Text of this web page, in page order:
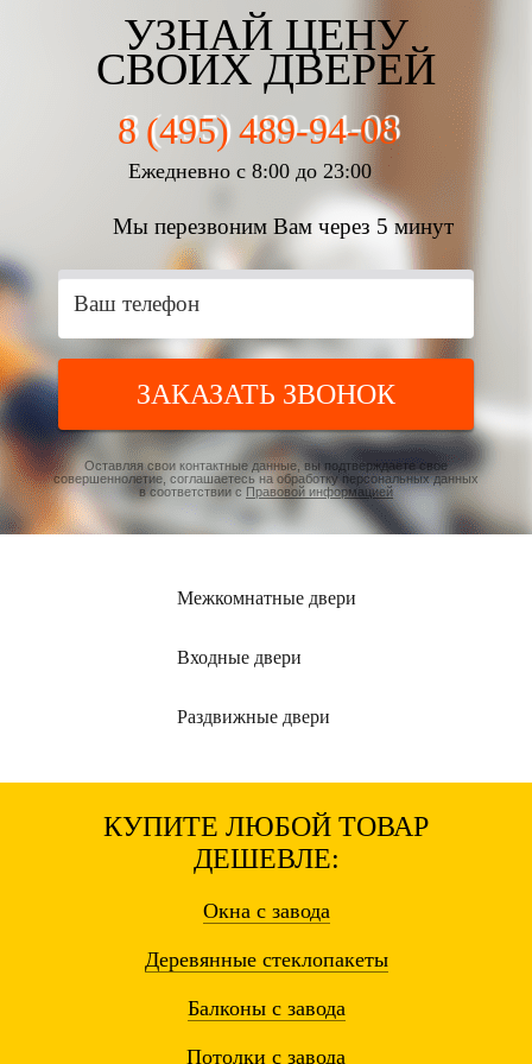
УЗНАЙ ЦЕНУ
СВОИХ ДВЕРЕЙ
8 (495) 489-94-08
Ежедневно с 8:00 до 23:00
Мы перезвоним Вам через 5 минут
ЗАКАЗАТЬ ЗВОНОК
Оставляя свои контактные данные, вы подтверждаете свое
совершеннолетие, соглашаетесь на обработку персональных данных
в соответствии с Правовой информацией
Межкомнатные двери
Входные двери
Раздвижные двери
КУПИТЕ ЛЮБОЙ ТОВАР
ДЕШЕВЛЕ:
Окнас завода
Деревянные стеклопакеты
Балконы с завода
Потолки с завода